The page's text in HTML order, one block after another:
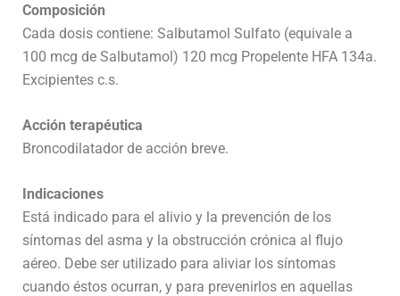
Composición
Cada dosis contiene: Salbutamol Sulfato (equivale a
100 mcg de Salbutamol) 120 mcg Propelente HFA 134a.
Excipientes c.s.
Acción terapéutica
Broncodilatador de acción breve.
Indicaciones
Está indicado para el alivio y la prevención de los
síntomas del asma y la obstrucción crónica al flujo
aéreo. Debe ser utilizado para aliviar los síntomas
cuando éstos ocurran, y para prevenirlos en aquellas